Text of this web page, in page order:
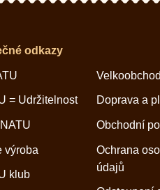
odkazy
= Udržitelnost
výroba
klub
Velkoobchod
Doprava a
Obchodní
Ochrana
údajů